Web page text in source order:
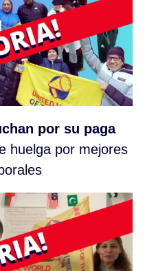
por su paga
huelga por mejores